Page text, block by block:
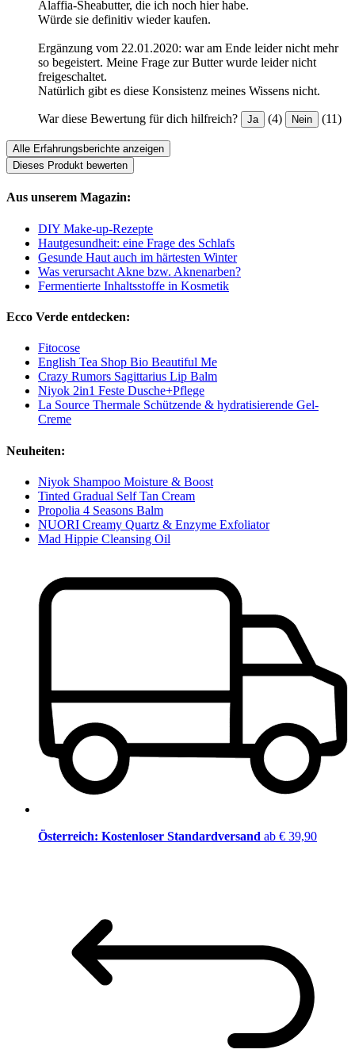
Alaffia-Sheabutter, die ich noch hier habe.
Würde sie definitiv wieder kaufen.
Ergänzung vom 22.01.2020: war am Ende leider nicht mehr
so begeistert. Meine Frage zur Butter wurde leider nicht
freigeschaltet.
Natürlich gibt es diese Konsistenz meines Wissens nicht.
War diese Bewertung für dich hilfreich? Ja (4) Nein (11)
Alle Erfahrungsberichte anzeigen
Dieses Produkt bewerten
Aus unserem Magazin:
DIY Make-up-Rezepte
Hautgesundheit: eine Frage des Schlafs
Gesunde Haut auch im härtesten Winter
Was verursacht Akne bzw. Aknenarben?
Fermentierte Inhaltsstoffe in Kosmetik
Ecco Verde entdecken:
Fitocose
English Tea Shop Bio Beautiful Me
Crazy Rumors Sagittarius Lip Balm
Niyok 2in1 Feste Dusche+Pflege
La Source Thermale Schützende & hydratisierende Gel-
Creme
Neuheiten:
Niyok Shampoo Moisture & Boost
Tinted Gradual Self Tan Cream
Propolia 4 Seasons Balm
NUORI Creamy Quartz & Enzyme Exfoliator
Mad Hippie Cleansing Oil
Österreich: Kostenloser Standardversand ab € 39,90